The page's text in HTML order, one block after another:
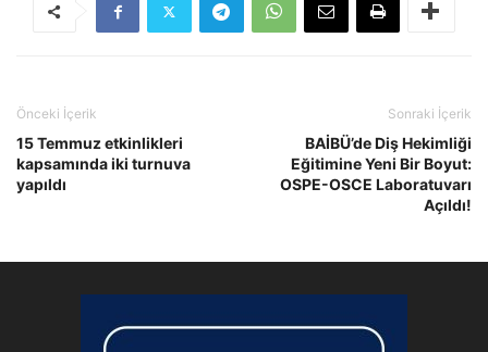
Önceki İçerik
15 Temmuz etkinlikleri
kapsamında iki turnuva
yapıldı
Sonraki İçerik
BAİBÜ’de Diş Hekimliği
Eğitimine Yeni Bir Boyut:
OSPE-OSCE Laboratuvarı
Açıldı!